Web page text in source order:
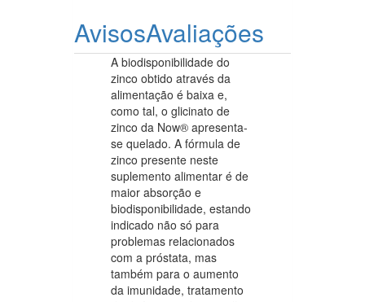
AvisosAvaliações
A biodisponibilidade do
zinco obtido através da
alimentação é baixa e,
como tal, o glicinato de
zinco da Now® apresenta-
se quelado. A fórmula de
zinco presente neste
suplemento alimentar é de
maior absorção e
biodisponibilidade, estando
indicado não só para
problemas relacionados
com a próstata, mas
também para o aumento
da imunidade, tratamento